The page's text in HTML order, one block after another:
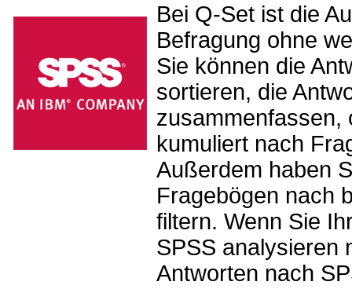
Bei Q-Set ist die
Befragung ohne
Sie können die
sortieren, die
zusammenfassen,
kumuliert nach
Außerdem haben
Fragebögen nach
filtern. Wenn Sie
SPSS analysieren
Antworten nach